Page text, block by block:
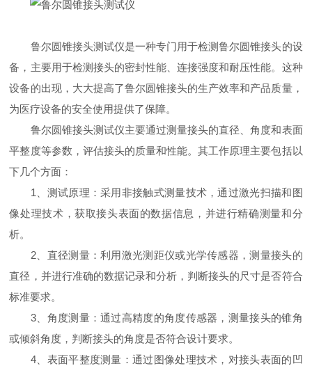
鲁尔圆锥接头测试仪是一种专门用于检测鲁尔圆锥接头的设
备，主要用于检测接头的密封性能、连接强度和耐压性能。这种
设备的出现，大大提高了鲁尔圆锥接头的生产效率和产品质量，
为医疗设备的安全使用提供了保障。
鲁尔圆锥接头测试仪主要通过测量接头的直径、角度和表面
平整度等参数，评估接头的质量和性能。其工作原理主要包括以
下几个方面：
1、测试原理：采用非接触式测量技术，通过激光扫描和图
像处理技术，获取接头表面的数据信息，并进行精确测量和分
析。
2、直径测量：利用激光测距仪或光学传感器，测量接头的
直径，并进行准确的数据记录和分析，判断接头的尺寸是否符合
标准要求。
3、角度测量：通过高精度的角度传感器，测量接头的锥角
或倾斜角度，判断接头的角度是否符合设计要求。
4、表面平整度测量：通过图像处理技术，对接头表面的凹